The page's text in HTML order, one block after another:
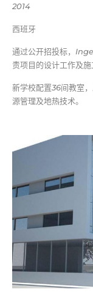
2014
西班牙
通过公开招投标，
责项目的设计工作及施
新学校配置36间教室
源管理及地热技术。